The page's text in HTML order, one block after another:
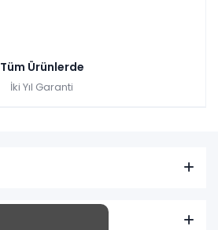
Tüm Ürünlerde
İki Yıl Garanti